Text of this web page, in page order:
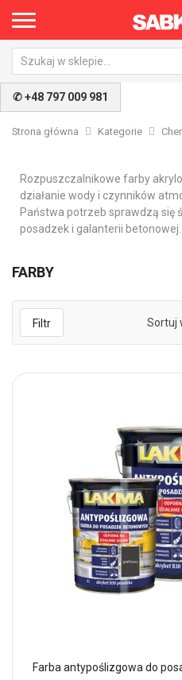
✆ +48 797 009 981
Strona główna Kategorie
Rozpuszczalnikowe farby
działanie wody i czynników
Państwa potrzeb sprawdzą się
posadzek i galanterii betonowej.
FARBY
Filtr Sortuj
Farba antypoślizgowa do